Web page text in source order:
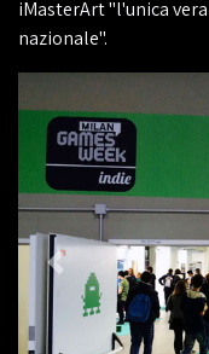
iMasterArt "l'unica
nazionale".